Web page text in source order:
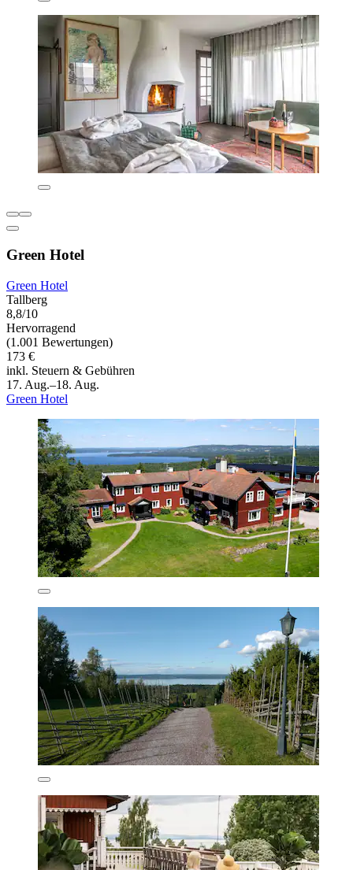
Green Hotel
Green Hotel
Tallberg
8,8/10
Hervorragend
(1.001 Bewertungen)
173 €
inkl. Steuern & Gebühren
17. Aug.–18. Aug.
Green Hotel